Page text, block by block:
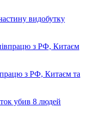
видобутку
з РФ, Китаєм та